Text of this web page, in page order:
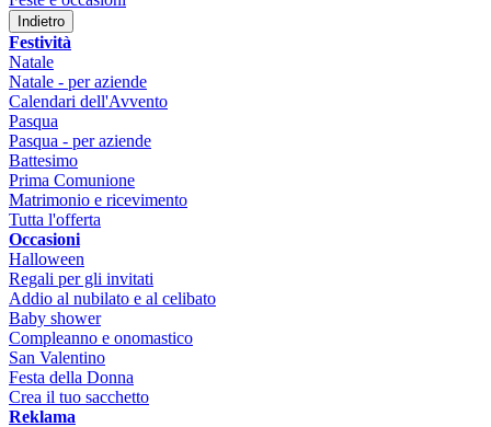
Indietro
Festività
Natale
Natale - per aziende
Calendari dell'Avvento
Pasqua
Pasqua - per aziende
Battesimo
Prima Comunione
Matrimonio e ricevimento
Tutta l'offerta
Occasioni
Halloween
Regali per gli invitati
Addio al nubilato e al celibato
Baby shower
Compleanno e onomastico
San Valentino
Festa della Donna
Crea il tuo sacchetto
Reklama